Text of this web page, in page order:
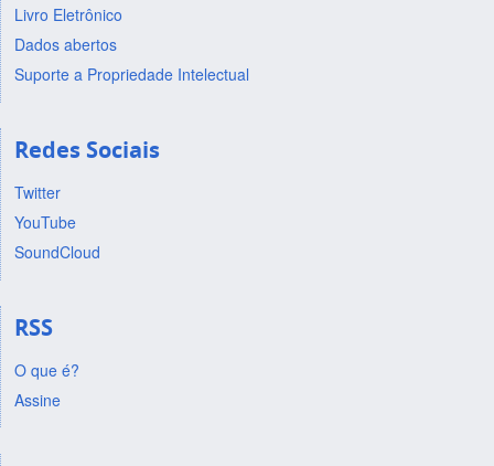
Livro Eletrônico
Dados abertos
Suporte a Propriedade Intelectual
Redes Sociais
Twitter
YouTube
SoundCloud
RSS
O que é?
Assine